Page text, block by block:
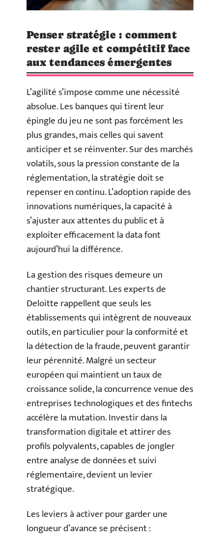
Penser stratégie : comment
rester agile et compétitif face
aux tendances émergentes
L’agilité s’impose comme une nécessité
absolue. Les banques qui tirent leur
épingle du jeu ne sont pas forcément les
plus grandes, mais celles qui savent
anticiper et se réinventer. Sur des marchés
volatils, sous la pression constante de la
réglementation, la stratégie doit se
repenser en continu. L’adoption rapide des
innovations numériques, la capacité à
s’ajuster aux attentes du public et à
exploiter efficacement la data font
aujourd’hui la différence.
La gestion des risques demeure un
chantier structurant. Les experts de
Deloitte rappellent que seuls les
établissements qui intègrent de nouveaux
outils, en particulier pour la conformité et
la détection de la fraude, peuvent garantir
leur pérennité. Malgré un secteur
européen qui maintient un taux de
croissance solide, la concurrence venue des
entreprises technologiques et des fintechs
accélère la mutation. Investir dans la
transformation digitale et attirer des
profils polyvalents, capables de jongler
entre analyse de données et suivi
réglementaire, devient un levier
stratégique.
Les leviers à activer pour garder une
longueur d’avance se précisent :